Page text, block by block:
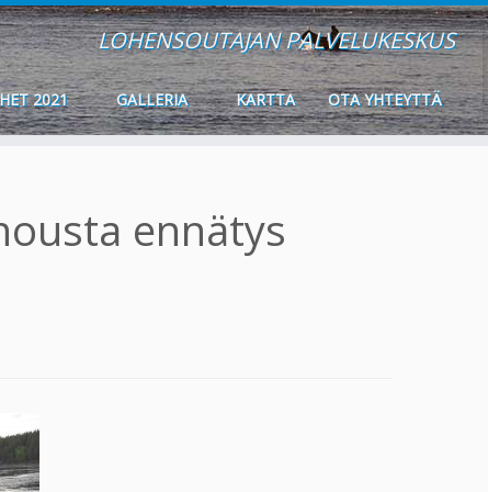
LOHENSOUTAJAN PALVELUKESKUS
2021 GALLERIA KARTTA OTA YHTEYTTÄ
ennätys